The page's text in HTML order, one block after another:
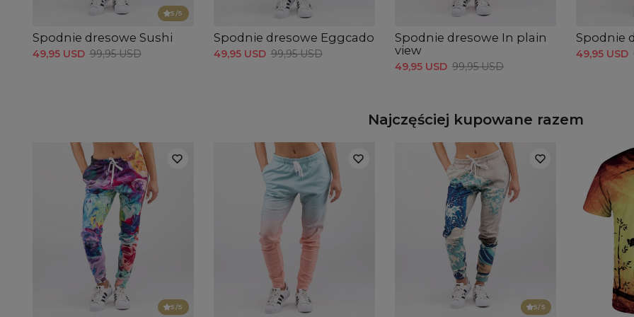
5/5
Spodnie dresowe Sushi
49,95 USD 99,95 USD
Spodnie dresowe Eggcado
49,95 USD 99,95 USD
Spodnie dresowe In plain
view
49,95 USD 99,95 USD
Spodnie
49,95 USD
Najczęściej kupowane razem
5/5 5/5